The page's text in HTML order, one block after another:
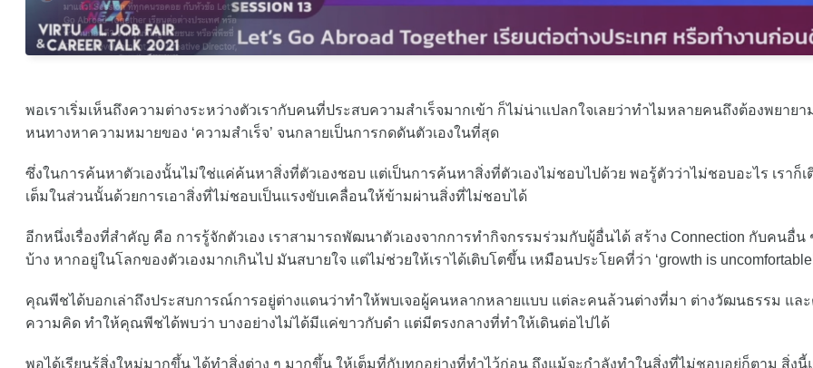
พอเราเริ่มเห็นถึงความต่างระหว่างตัวเรากับคนที่ประสบความสำเร็จมากเข้า ก็ไม่น่าแปลกใจเลยว่าทำไมหลายคนถึงต้องพยาย
หนทางหาความหมายของ ‘ความสำเร็จ’ จนกลายเป็นการกดดันตัวเองในที่สุด
ซึ่งในการค้นหาตัวเองนั้นไม่ใช่แค่ค้นหาสิ่งที่ตัวเองชอบ แต่เป็นการค้นหาสิ่งที่ตัวเองไม่ชอบไปด้วย พอรู้ตัวว่าไม่ชอบอะไร เราก็เ
เต็มในส่วนนั้นด้วยการเอาสิ่งที่ไม่ชอบเป็นแรงขับเคลื่อนให้ข้ามผ่านสิ่งที่ไม่ชอบได้
อีกหนึ่งเรื่องที่สำคัญ คือ การรู้จักตัวเอง เราสามารถพัฒนาตัวเองจากการทำกิจกรรมร่วมกับผู้อื่นได้ สร้าง Connection กับคนอื่น
บ้าง หากอยู่ในโลกของตัวเองมากเกินไป มันสบายใจ แต่ไม่ช่วยให้เราได้เติบโตขึ้น เหมือนประโยคที่ว่า ‘growth is
คุณพีชได้บอกเล่าถึงประสบการณ์การอยู่ต่างแดนว่าทำให้พบเจอผู้คนหลากหลายแบบ แต่ละคนล้วนต่างที่มา ต่างวัฒนธรรม และ
ความคิด ทำให้คุณพีชได้พบว่า บางอย่างไม่ได้มีแค่ขาวกับดำ แต่มีตรงกลางที่ทำให้เดินต่อไปได้
พอได้เรียนรู้สิ่งใหม่มากขึ้น ได้ทำสิ่งต่าง ๆ มากขึ้น ให้เต็มที่กับทุกอย่างที่ทำไว้ก่อน ถึงแม้จะกำลังทำในสิ่งที่ไม่ชอบอยู่ก็ตาม สิ่งนี้